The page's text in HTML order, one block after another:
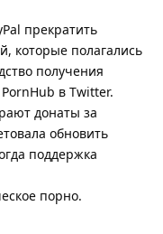
прекратить
которые полагались
получения
в Twitter.
донаты за
обновить
поддержка
порно.